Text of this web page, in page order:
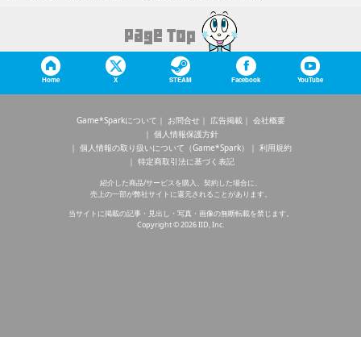
Home X STEAM Facebook YouTube
Game*Sparkについて お問合せ 広告掲載
会社概要
個人情報保護方針
個人情報の取り扱いについて（Game*Spark）
利用規約
特定商取引法に基づく表記
紹介した商品/サービスを購入、契約した場合に、
売上の一部が弊社サイトに還元されることがあります。
当サイトに掲載の記事・見出し・写真・画像の無断転載を禁じます。
Copyright © 2026 IID, Inc.